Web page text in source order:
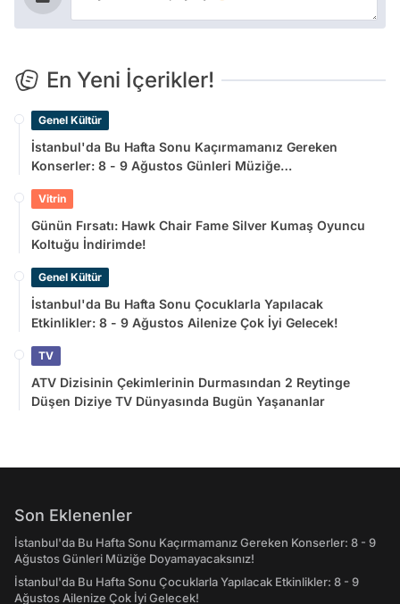
En Yeni İçerikler!
Genel Kültür
İstanbul'da Bu Hafta Sonu Kaçırmamanız Gereken
Konserler: 8 - 9 Ağustos Günleri Müziğe
Vitrin
Günün Fırsatı: Hawk Chair Fame Silver Kumaş Oyuncu
Koltuğu İndirimde!
Genel Kültür
İstanbul'da Bu Hafta Sonu Çocuklarla Yapılacak
Etkinlikler: 8 - 9 Ağustos Ailenize Çok İyi Gelecek!
TV
ATV Dizisinin Çekimlerinin Durmasından 2 Reytinge
Düşen Diziye TV Dünyasında Bugün Yaşananlar
Son Eklenenler
İstanbul'da Bu Hafta Sonu Kaçırmamanız Gereken Konserler: 8 - 9
Ağustos Günleri Müziğe Doyamayacaksınız!
İstanbul'da Bu Hafta Sonu Çocuklarla Yapılacak Etkinlikler: 8 - 9
Ağustos Ailenize Çok İyi Gelecek!